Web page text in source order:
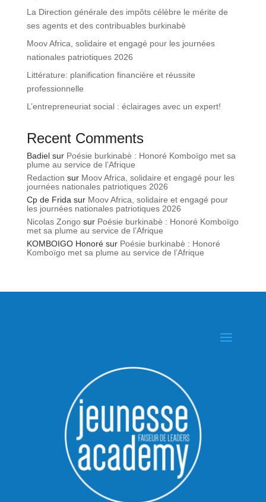
La Direction générale des impôts célèbre le mérite de
ses agents et des contribuables burkinabè
Moov Africa, solidaire et engagé pour les journées
nationales patriotiques 2026
Littérature: planification financière et réussite
professionnelle
L’entrepreneuriat social : éclairages avec un expert!
Recent Comments
Badielsur Poésie burkinabè : Honoré Komboïgo met sa
plume au service de l’Afrique
Redaction sur Moov Africa, solidaire et engagé pour les
journées nationales patriotiques 2026
Cp de Fridasur Moov Africa, solidaire et engagé pour
les journées nationales patriotiques 2026
Nicolas Zongosur Poésie burkinabè : Honoré Komboïgo
met sa plume au service de l’Afrique
KOMBOIGO Honorésur Poésie burkinabè : Honoré
Komboïgo met sa plume au service de l’Afrique